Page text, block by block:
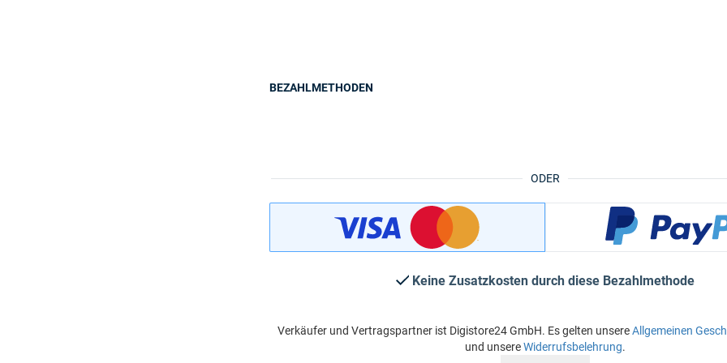
ODER
BEZAHLMETHODEN
Keine Zusatzkosten durch diese Bezahlmethode
Verkäufer und Vertragspartner ist Digistore24 GmbH. Es gelten unsereAllgemeinen
und unsereWiderrufsbelehrung.